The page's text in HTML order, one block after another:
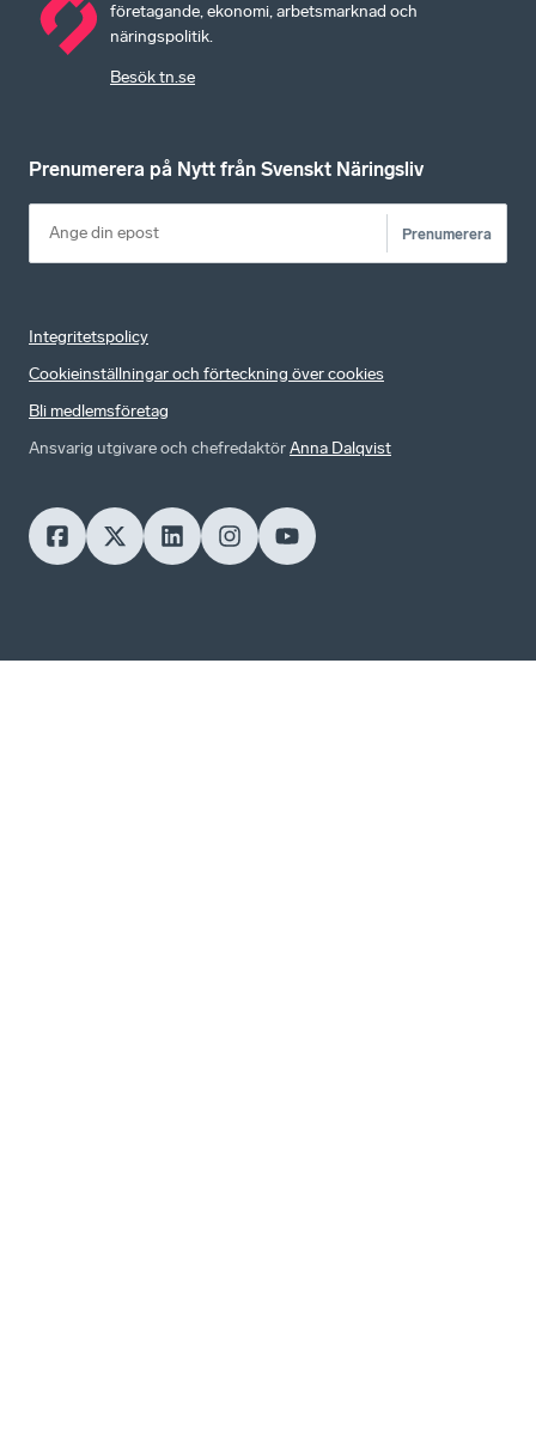
företagande, ekonomi, arbetsmarknad och
näringspolitik.
Besök tn.se
Prenumerera på Nytt från Svenskt Näringsliv
Prenumerera
Integritetspolicy
Cookieinställningar och förteckning över cookies
Bli medlemsföretag
Ansvarig utgivare och chefredaktörAnna Dalqvist